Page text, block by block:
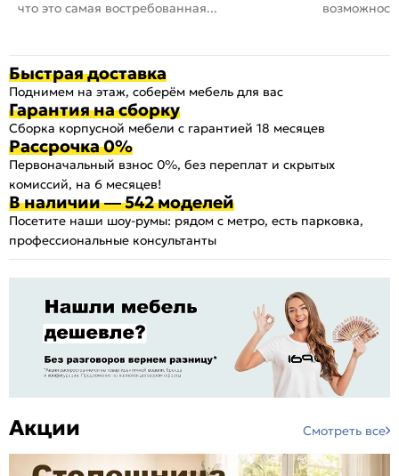
что это самая востребованная...
Быстрая доставка
Поднимем на этаж, соберём мебель для вас
Гарантия на сборку
Сборка корпусной мебели с гарантией 18 месяцев
Рассрочка 0%
Первоначальный взнос 0%, без переплат и скрытых
комиссий, на 6 месяцев!
В наличии — 542 моделей
Посетите наши шоу-румы: рядом с метро, есть парковка,
профессиональные консультанты
Акции Смотреть все